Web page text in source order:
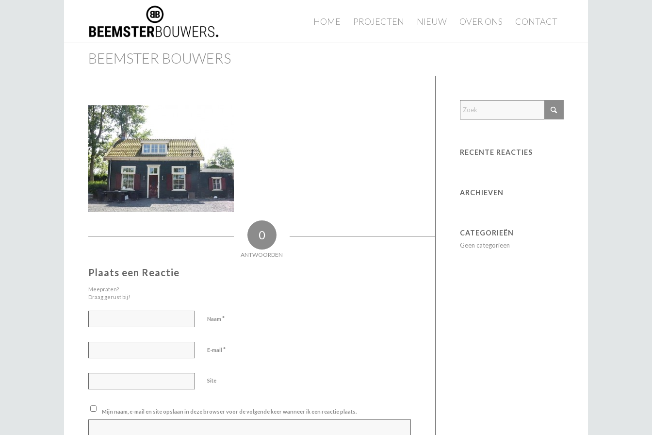
HOME PROJECTEN NIEUW OVER ONS CONTACT
BEEMSTER BOUWERS
0
ANTWOORDEN
Plaats een Reactie
Meepraten?
Draag gerust bij!
Naam *
E-mail *
Site
Mijn naam, e-mail en site opslaan in deze browser voor de volgende keer wanneer ik een reactie plaats.
RECENTE REACTIES
ARCHIEVEN
CATEGORIEËN
Geen categorieën